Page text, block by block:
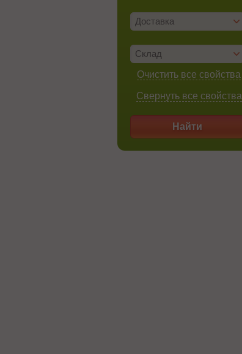
Доставка
Склад
Очистить все свойства
Свернуть все свойства
Найти